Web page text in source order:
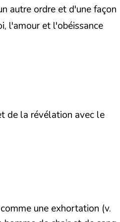
autre ordre et d'une façon
l'amour et l'obéissance
de la révélation avec le
une exhortation (v.